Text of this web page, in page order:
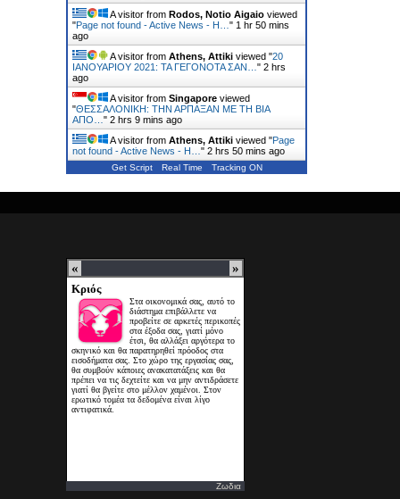
A visitor from Rodos, Notio Aigaio viewed
"Page not found - Active News - Η… " 1 hr 50 mins
ago
A visitor from Athens, Attiki viewed "20
ΙΑΝΟΥΑΡΙΟΥ 2021: ΤΑ ΓΕΓΟΝΟΤΑ ΣΑΝ… " 2 hrs
ago
A visitor from Singapore viewed
"ΘΕΣΣΑΛΟΝΙΚΗ: ΤΗΝ ΑΡΠΑΞΑΝ ΜΕ ΤΗ ΒΙΑ
ΑΠΟ… " 2 hrs 9 mins ago
A visitor from Athens, Attiki viewed "Page
not found - Active News - Η… " 2 hrs 50 mins ago
Get Script Real Time Tracking ON
Ζωδια